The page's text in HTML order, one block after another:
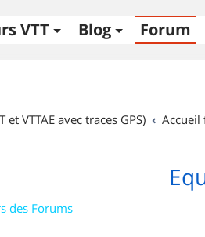
VTT Blog Forum
et VTTAE avec traces GPS)
Accueil
des Forums